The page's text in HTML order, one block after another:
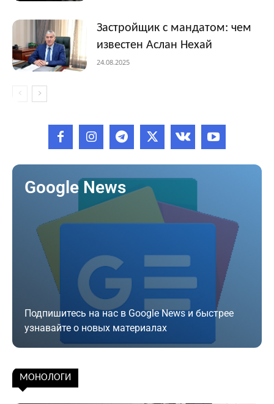
Застройщик с мандатом: чем
известен Аслан Нехай
24.08.2025
Google News
Подпишитесь на нас в Google News и быстрее
узнавайте о новых материалах
Подписаться
МОНОЛОГИ